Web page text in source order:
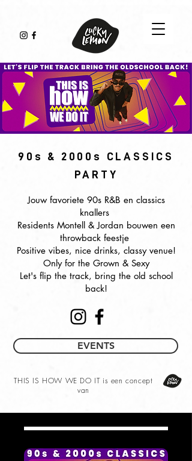
90s & 2000s CLASSICS
PARTY
Jouw favoriete 90s R&B en classics
knallers
Residents Montell & Jordan bouwen een
throwback feestje
Positive vibes, nice drinks, classy venue!
Only for the Grown & Sexy
Let's flip the track, bring the old school
back!
EVENTS
THIS IS HOW WE DO IT is een concept
van